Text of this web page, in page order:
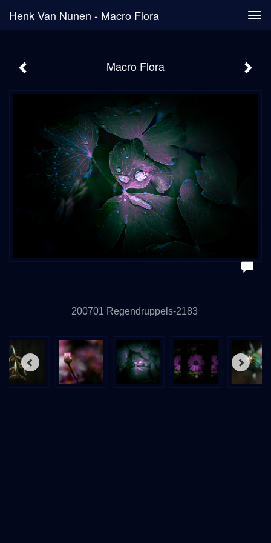
Henk Van Nunen - Macro Flora
Macro Flora
200701 Regendruppels-2183